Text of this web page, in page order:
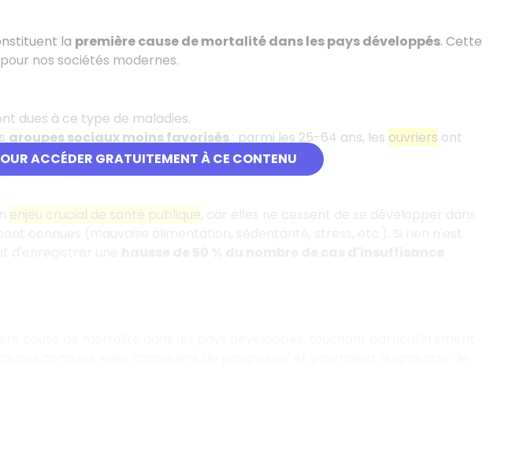
ACCÉDER GRATUITEMENT À CE CONTENU
la première cause de mortalité dans les pays développés. Cette
nos sociétés modernes.
dues à ce type de maladies.
groupes sociaux moins favorisés: parmi les 25-64 ans, les ouvriers ont
descadres et des professions libérales.
enjeu crucial de santé publique